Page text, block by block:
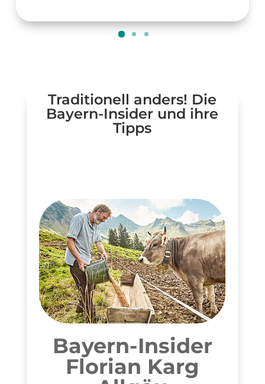
Traditionell anders! Die
Bayern-Insider und ihre
Tipps
Bayern-Insider
Florian Karg